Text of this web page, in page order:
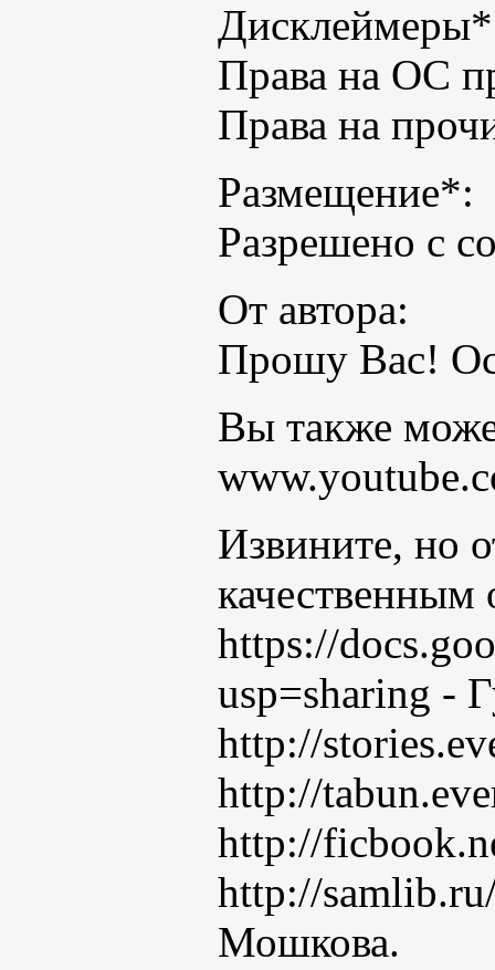
Права на ОС
Права на
Размещение*:
Разрешено с
От автора:
Прошу Вас!
Вы также
Извините, но
https://
usp=sharing -
http://
http://
http://
http://
Мошкова.